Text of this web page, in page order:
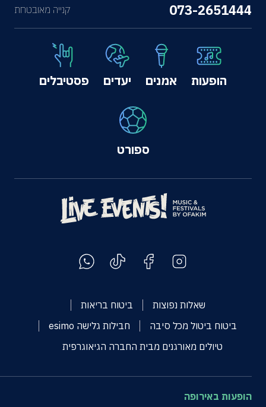
073-2651444
הופעות אמנים יעדים פסטיבלים
ספורט
קנייה מאובטחת
שאלות נפוצות
ביטוח בריאות
ביטוח ביטול מכל סיבה
חבילות גלישה esimo
טיולים מאורגנים מבית החברה הגיאוגרפית
הופעות באירופה